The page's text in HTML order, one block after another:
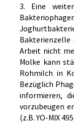
3. Eine
Bakterienzelle
Arbeit nicht
Molke kann
Rohmilch in
Bezüglich
informieren,
vorzubeugen
(z.B. YO-MIX